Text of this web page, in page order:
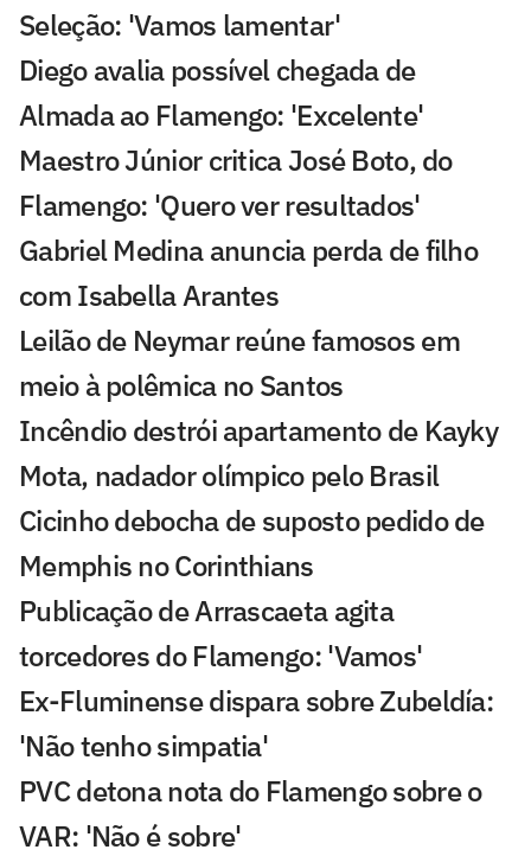
Seleção: 'Vamos lamentar'
Diego avalia possível chegada de
Almada ao Flamengo: 'Excelente'
Maestro Júnior critica José Boto, do
Flamengo: 'Quero ver resultados'
Gabriel Medina anuncia perda de filho
com Isabella Arantes
Leilão de Neymar reúne famosos em
meio à polêmica no Santos
Incêndio destrói apartamento de Kayky
Mota, nadador olímpico pelo Brasil
Cicinho debocha de suposto pedido de
Memphis no Corinthians
Publicação de Arrascaeta agita
torcedores do Flamengo: 'Vamos'
Ex-Fluminense dispara sobre Zubeldía:
'Não tenho simpatia'
PVC detona nota do Flamengo sobre o
VAR: 'Não é sobre'